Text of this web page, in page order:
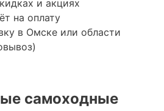
и акциях
на оплату
в Омске или области
самоходные